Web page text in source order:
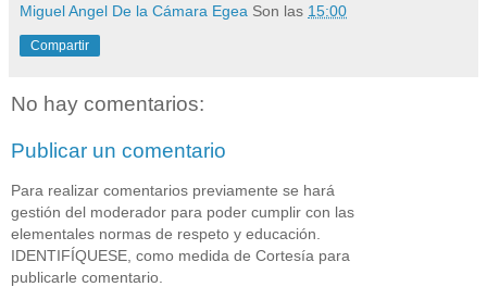
Miguel Angel De la Cámara Egea Son las 15:00
Compartir
No hay comentarios:
Publicar un comentario
Para realizar comentarios previamente se hará
gestión del moderador para poder cumplir con las
elementales normas de respeto y educación.
IDENTIFÍQUESE, como medida de Cortesía para
publicarle comentario.